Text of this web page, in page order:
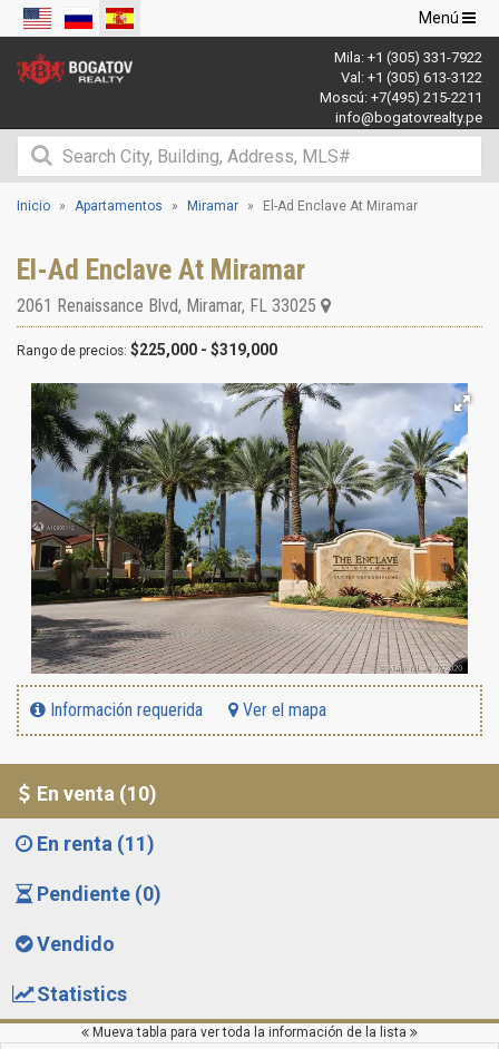
Navegación
de
palanca
Menú
Mila: +1 (305) 331-7922
Val: +1 (305) 613-3122
Moscú: +7(495) 215-2211
info@bogatovrealty.pe
Inicio Apartamentos Miramar El-Ad Enclave At Miramar
El-Ad Enclave At Miramar
2061 Renaissance Blvd, Miramar, FL 33025
Rango de precios: $225,000 - $319,000
Información requerida Ver el mapa
En venta (10)
En renta (11)
Pendiente (0)
Vendido
Statistics
Mueva tabla para ver toda la información de la lista